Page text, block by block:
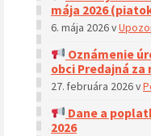
mája 2026
6. mája 2026v
Oznámenie
obci Predajná za
27. februára 2026v
Dane a
2026